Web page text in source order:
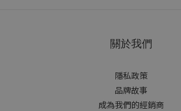
關於我們
隱私政策
品牌故事
成為我們的經銷商